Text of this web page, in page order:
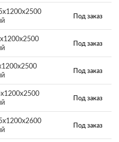
Под заказ
Под заказ
Под заказ
Под заказ
Под заказ